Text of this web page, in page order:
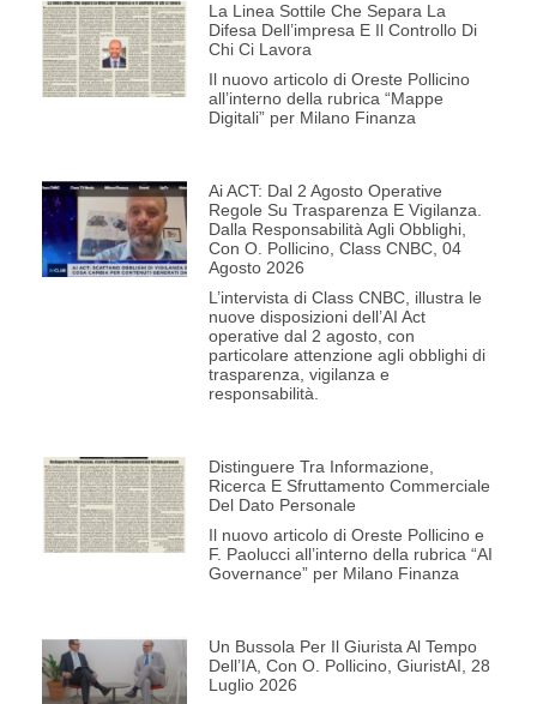
La Linea Sottile Che Separa La
Difesa Dell’impresa E Il Controllo Di
Chi Ci Lavora
Il nuovo articolo di Oreste Pollicino
all’interno della rubrica “Mappe
Digitali” per Milano Finanza
Ai ACT: Dal 2 Agosto Operative
Regole Su Trasparenza E Vigilanza.
Dalla Responsabilità Agli Obblighi,
Con O. Pollicino, Class CNBC, 04
Agosto 2026
L’intervista di Class CNBC, illustra le
nuove disposizioni dell’AI Act
operative dal 2 agosto, con
particolare attenzione agli obblighi di
trasparenza, vigilanza e
responsabilità.
Distinguere Tra Informazione,
Ricerca E Sfruttamento Commerciale
Del Dato Personale
Il nuovo articolo di Oreste Pollicino e
F. Paolucci all’interno della rubrica “AI
Governance” per Milano Finanza
Un Bussola Per Il Giurista Al Tempo
Dell’IA, Con O. Pollicino, GiuristAI, 28
Luglio 2026